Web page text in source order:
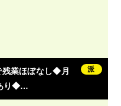
残業ほぼなし◆月
り◆…
派